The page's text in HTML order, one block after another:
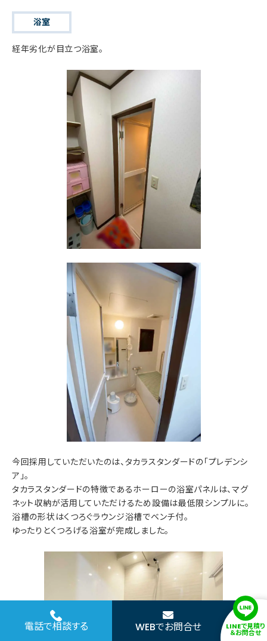
浴室
経年劣化が目立つ浴室。
今回採用していただいたのは、タカラスタンダードの「プレデンシ
ア」。
タカラスタンダードの特徴であるホーローの浴室パネルは、マグ
ネット収納が活用していただけるため設備は最低限シンプルに。
浴槽の形状はくつろぐラウンジ浴槽でベンチ付。
ゆったりとくつろげる浴室が完成しました。
電話で相談する WEBでお問合せ LINEで見積り
＆お問合せ